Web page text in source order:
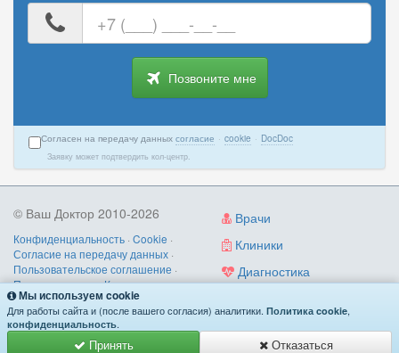
номер
телефона
Позвоните мне
Согласен на передачу данных согласие · cookie · DocDoc
Заявку может подтвердить кол-центр.
Врачи
Клиники
Диагностика
© Ваш Доктор 2010-2026
Конфиденциальность · Cookie ·
Согласие на передачу данных ·
Пользовательское соглашение ·
Правила записи·Контакты
О нас/как работает/поиск по
симптомам
Имеются противопоказания. Необходима консультация специалиста.
Мы используем cookie
Для работы сайта и (после вашего согласия) аналитики. Политика cookie,
конфиденциальность.
Принять Отказаться